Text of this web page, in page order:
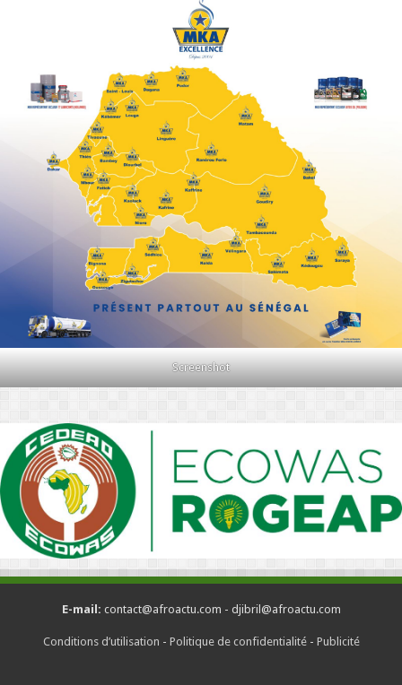
Screenshot
E-mail: contact@afroactu.com - djibril@afroactu.com
Conditions d’utilisation - Politique de confidentialité- Publicité